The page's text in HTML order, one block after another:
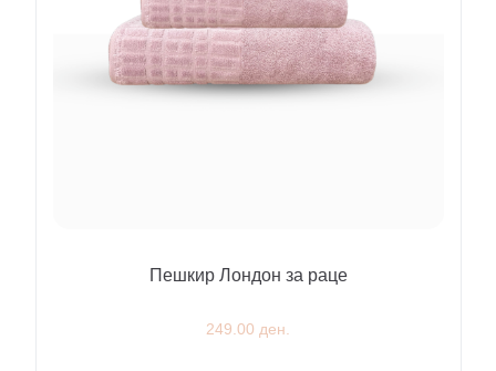
Пешкир Лондон за раце
249.00 ден.